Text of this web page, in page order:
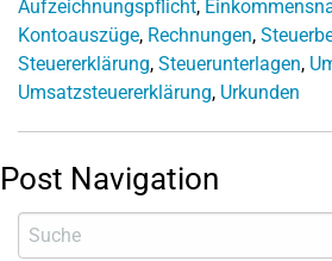
Aufzeichnungspflicht,
Kontoauszüge, Rechnungen,
Steuererklärung, Steuerunterlagen,
Umsatzsteuererklärung, Urkunden
Post Navigation